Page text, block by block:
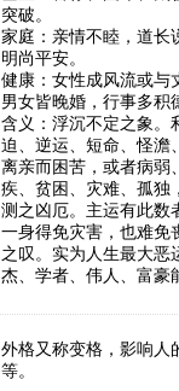
突破。
家庭：亲情不睦，道长
明尚平安。
健康：女性成风流或与
男女皆晚婚，行事多积
含义：浮沉不定之象。
迫、逆运、短命、怪澹
离亲而困苦，或者病弱
疾、贫困、灾难、孤独
测之凶厄。主运有此数
一身得免灾害，也难免
之叹。实为人生最大恶
杰、学者、伟人、富豪
外格又称变格，影响人
等。